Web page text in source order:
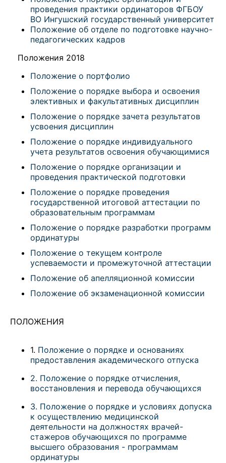
проведения практики ординаторов ФГБОУ
ВО Ингушский государственный университет
Положение об отделе по подготовке научно-
педагогических кадров
Положения 2018
Положение о портфолио
Положение о порядке выбора и освоения
элективных и факультативных дисциплин
Положение о порядке зачета результатов
усвоения дисциплин
Положение о порядке индивидуального
учета результатов освоения обучающимися
Положение о порядке организации и
проведения практической подготовки
Положение о порядке проведения
государственной итоговой аттестации по
образовательным программам
Положение о порядке разработки программ
ординатуры
Положение о текущем контроле
успеваемости и промежуточной аттестации
Положение об апелляционной комиссии
Положение об экзаменационной комиссии
ПОЛОЖЕНИЯ
1. Положение о порядке и основаниях
предоставления академического отпуска
2. Положение о порядке отчисления,
восстановления и перевода обучающихся
3. Положение о порядке и условиях допуска
к осуществлению медицинской
деятельности на должностях врачей-
стажеров обучающихся по программе
высшего образования - программам
ординатуры